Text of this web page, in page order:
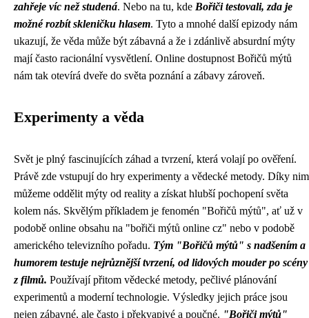
zahřeje víc než studená. Nebo na tu, kde Bořiči testovali, zda je
možné rozbít skleničku hlasem. Tyto a mnohé další epizody nám
ukazují, že věda může být zábavná a že i zdánlivě absurdní mýty
mají často racionální vysvětlení. Online dostupnost Bořičů mýtů
nám tak otevírá dveře do světa poznání a zábavy zároveň.
Experimenty a věda
Svět je plný fascinujících záhad a tvrzení, která volají po ověření.
Právě zde vstupují do hry experimenty a vědecké metody. Díky nim
můžeme oddělit mýty od reality a získat hlubší pochopení světa
kolem nás. Skvělým příkladem je fenomén "Bořičů mýtů", ať už v
podobě online obsahu na "bořiči mýtů online cz" nebo v podobě
amerického televizního pořadu. Tým "Bořičů mýtů" s nadšením a
humorem testuje nejrůznější tvrzení, od lidových mouder po scény
z filmů. Používají přitom vědecké metody, pečlivé plánování
experimentů a moderní technologie. Výsledky jejich práce jsou
nejen zábavné, ale často i překvapivé a poučné. "Bořiči mýtů"